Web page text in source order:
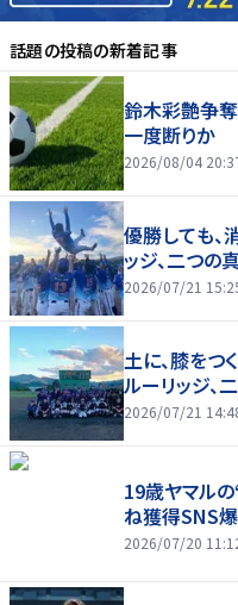
話題の投稿の新着記事
鈴木彩艶争
一度断りか
2026/08/04
優勝しても、
ッジ、二つの
2026/07/21
土に、膝をつ
ルーリッジ、
2026/07/21
19歳ヤマル
ね獲得SNS
2026/07/20